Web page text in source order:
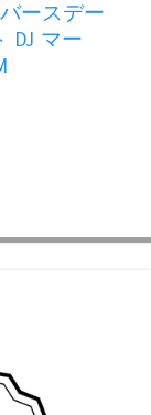
ースデー
DJ マー